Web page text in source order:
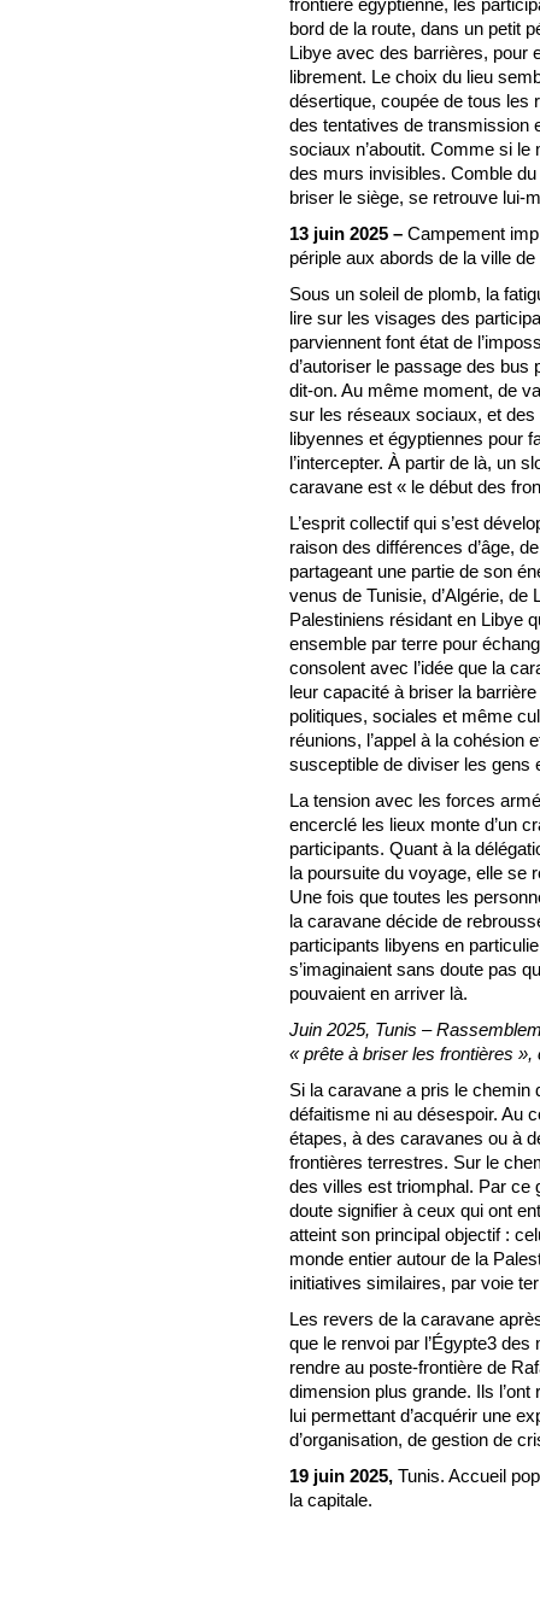
frontière égyptienne, les
bord de la route, dans un petit
Libye avec des barrières, pour
librement. Le choix du lieu
désertique, coupée de tous les
des tentatives de transmission
sociaux n’aboutit. Comme si le
des murs invisibles. Comble
briser le siège, se retrouve lui-
13 juin 2025 – Campement
périple aux abords de la ville
Sous un soleil de plomb, la
lire sur les visages des
parviennent font état de
d’autoriser le passage des
dit-on. Au même moment, de
sur les réseaux sociaux, et
libyennes et égyptiennes pour
l’intercepter. À partir de là, un
caravane est « le début des
L’esprit collectif qui s’est
raison des différences d’âge,
partageant une partie de son
venus de Tunisie, d’Algérie,
Palestiniens résidant en Libye
ensemble par terre pour
consolent avec l’idée que la
leur capacité à briser la
politiques, sociales et même
réunions, l’appel à la cohésion
susceptible de diviser les gens
La tension avec les forces
encerclé les lieux monte d’un
participants. Quant à la
la poursuite du voyage, elle se
Une fois que toutes les
la caravane décide de
participants libyens en
s’imaginaient sans doute pas
pouvaient en arriver là.
Juin 2025, Tunis –
« prête à briser les frontières
Si la caravane a pris le chemin
défaitisme ni au désespoir. Au
étapes, à des caravanes ou à
frontières terrestres. Sur le
des villes est triomphal. Par ce
doute signifier à ceux qui ont
atteint son principal objectif :
monde entier autour de la
initiatives similaires, par voie
Les revers de la caravane
que le renvoi par l’Égypte3
rendre au poste-frontière de
dimension plus grande. Ils
lui permettant d’acquérir une
d’organisation, de gestion de
19 juin 2025, Tunis. Accueil
la capitale.